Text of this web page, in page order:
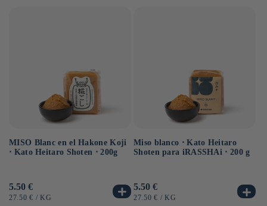
MISO Blanc en el Hakone Koji
⋅ Kato Heitaro Shoten ⋅ 200g
Precio
habitual
5.50 €
PRECIO
27.50 € / POR
KG
Miso blanco ⋅ Kato Heitaro
Shoten para iRASSHAi ⋅ 200 g
Precio
habitual
5.50 €
PRECIO
27.50 € / POR
KG